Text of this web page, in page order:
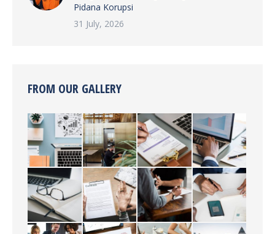
Pidana Korupsi
31 July, 2026
FROM OUR GALLERY